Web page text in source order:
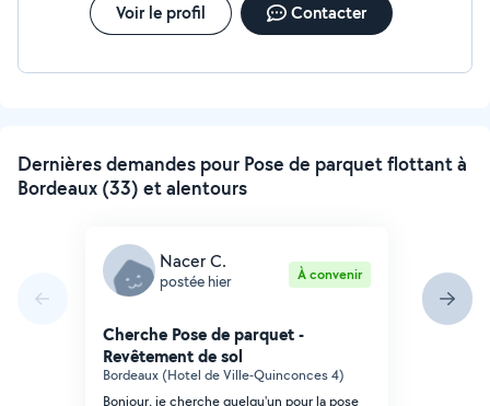
Voir le profil Contacter
Dernières demandes pour Pose de parquet flottant à
Bordeaux (33) et alentours
Nacer C.
postée hier À convenir
Cherche Pose de parquet -
Revêtement de sol
Bordeaux (Hotel de Ville-Quinconces 4)
Bonjour, je cherche quelqu'un pour la pose